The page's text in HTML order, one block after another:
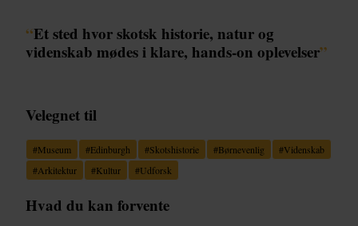
“Et sted hvor skotsk historie, natur og
videnskab mødes i klare, hands-on oplevelser”
Velegnet til
#Museum #Edinburgh #Skotshistorie #Børnevenlig #Videnskab
#Arkitektur #Kultur #Udforsk
Hvad du kan forvente